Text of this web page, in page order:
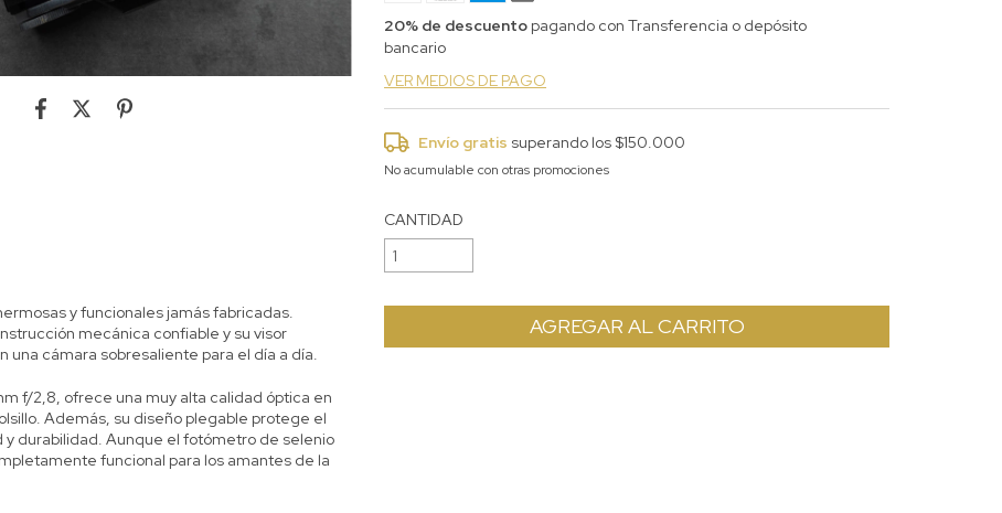
y funcionales jamás fabricadas.
mecánica confiable y su visor
cámara sobresaliente para el día a día.
f/2,8, ofrece una muy alta calidad óptica en
Además, su diseño plegable protege el
durabilidad. Aunque el fotómetro de selenio
funcional para los amantes de la
20% de descuento pagando con Transferencia o depósito
bancario
VER MEDIOS DE PAGO
Envío gratis superando los $150.000
No acumulable con otras promociones
CANTIDAD